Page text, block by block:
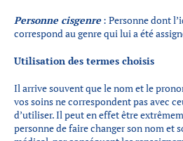
Personne cisgenre: Personne dont
correspond au genre qui lui a été
Utilisation des termes choisis
Il arrive souvent que le nom et le
vos soins ne correspondent pas avec
d’utiliser. Il peut en effet être
personne de faire changer son nom et